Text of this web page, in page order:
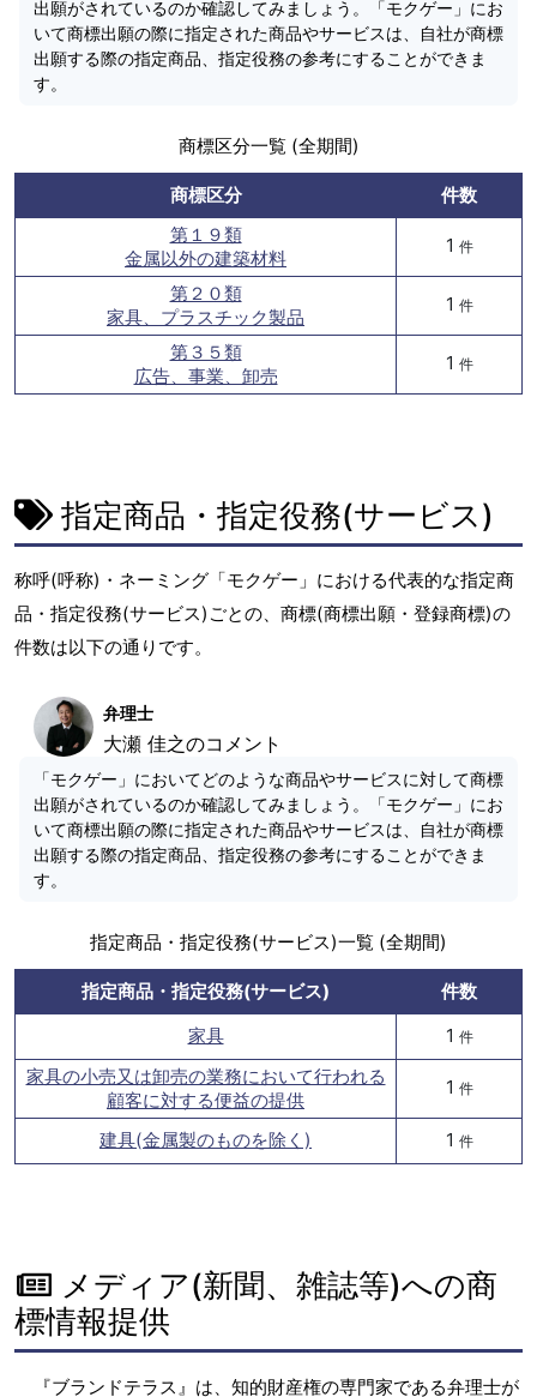
出願がされているのか確認してみましょう。「モクゲー」にお
いて商標出願の際に指定された商品やサービスは、自社が商標
出願する際の指定商品、指定役務の参考にすることができま
す。
商標区分一覧 (全期間)
商標区分
件数
第１９類
金属以外の建築材料
1 件
第２０類
家具、プラスチック製品
1 件
第３５類
広告、事業、卸売
1 件
指定商品・指定役務(サービス)
称呼(呼称)・ネーミング「モクゲー」における代表的な指定商
品・指定役務(サービス)ごとの、商標(商標出願・登録商標)の
件数は以下の通りです。
弁理士
大瀬 佳之のコメント
「モクゲー」においてどのような商品やサービスに対して商標
出願がされているのか確認してみましょう。「モクゲー」にお
いて商標出願の際に指定された商品やサービスは、自社が商標
出願する際の指定商品、指定役務の参考にすることができま
す。
指定商品・指定役務(サービス)一覧 (全期間)
指定商品・指定役務(サービス)
件数
家具
1 件
家具の小売又は卸売の業務において行われる
顧客に対する便益の提供
1 件
建具(金属製のものを除く) 1 件
メディア(新聞、雑誌等)への商
標情報提供
『ブランドテラス』は、知的財産権の専門家である弁理士が